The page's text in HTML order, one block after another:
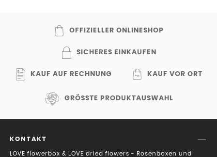
OFFIZIELLER ONLINESHOP
SICHERES EINKAUFEN
KAUF AUF RECHNUNG KAUF VOR ORT
GRÖSSTE PRODUKTAUSWAHL
KONTAKT
LOVE flowerbox & LOVE dried flowers - Rosenboxen und